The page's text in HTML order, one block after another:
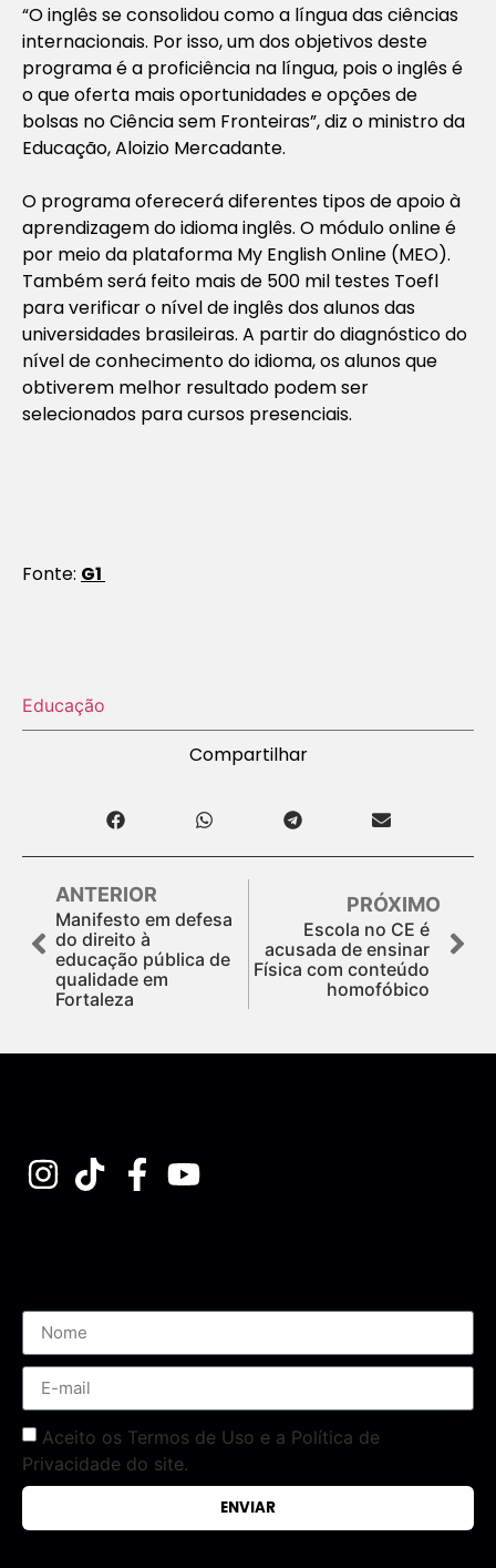
“O inglês se consolidou como a língua das ciências
internacionais. Por isso, um dos objetivos deste
programa é a proficiência na língua, pois o inglês é
o que oferta mais oportunidades e opções de
bolsas no Ciência sem Fronteiras”, diz o ministro da
Educação, Aloizio Mercadante.
O programa oferecerá diferentes tipos de apoio à
aprendizagem do idioma inglês. O módulo online é
por meio da plataforma My English Online (MEO).
Também será feito mais de 500 mil testes Toefl
para verificar o nível de inglês dos alunos das
universidades brasileiras. A partir do diagnóstico do
nível de conhecimento do idioma, os alunos que
obtiverem melhor resultado podem ser
selecionados para cursos presenciais.
Fonte: G1
Educação
Compartilhar
ANTERIOR
Manifesto em defesa
do direito à
educação pública de
qualidade em
Fortaleza
PRÓXIMO
Escola no CE é
acusada de ensinar
Física com conteúdo
homofóbico
Aceito os Termos de Uso e a Política de
Privacidade do site.
ENVIAR